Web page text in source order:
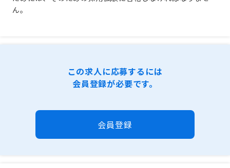
ん。
この求人に応募するには
会員登録が必要です。
会員登録